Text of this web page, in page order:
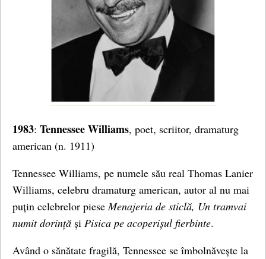
1983: TennesseeWilliams, poet, scriitor, dramaturg
american (n. 1911)
Tennessee Williams, pe numele său real Thomas Lanier
Williams, celebru dramaturg american, autor al nu mai
puțin celebrelor pieseMenajeria de sticlă, Un tramvai
numit dorință și Pisica pe acoperișul fierbinte.
Având o sănătate fragilă, Tennessee se îmbolnăvește la